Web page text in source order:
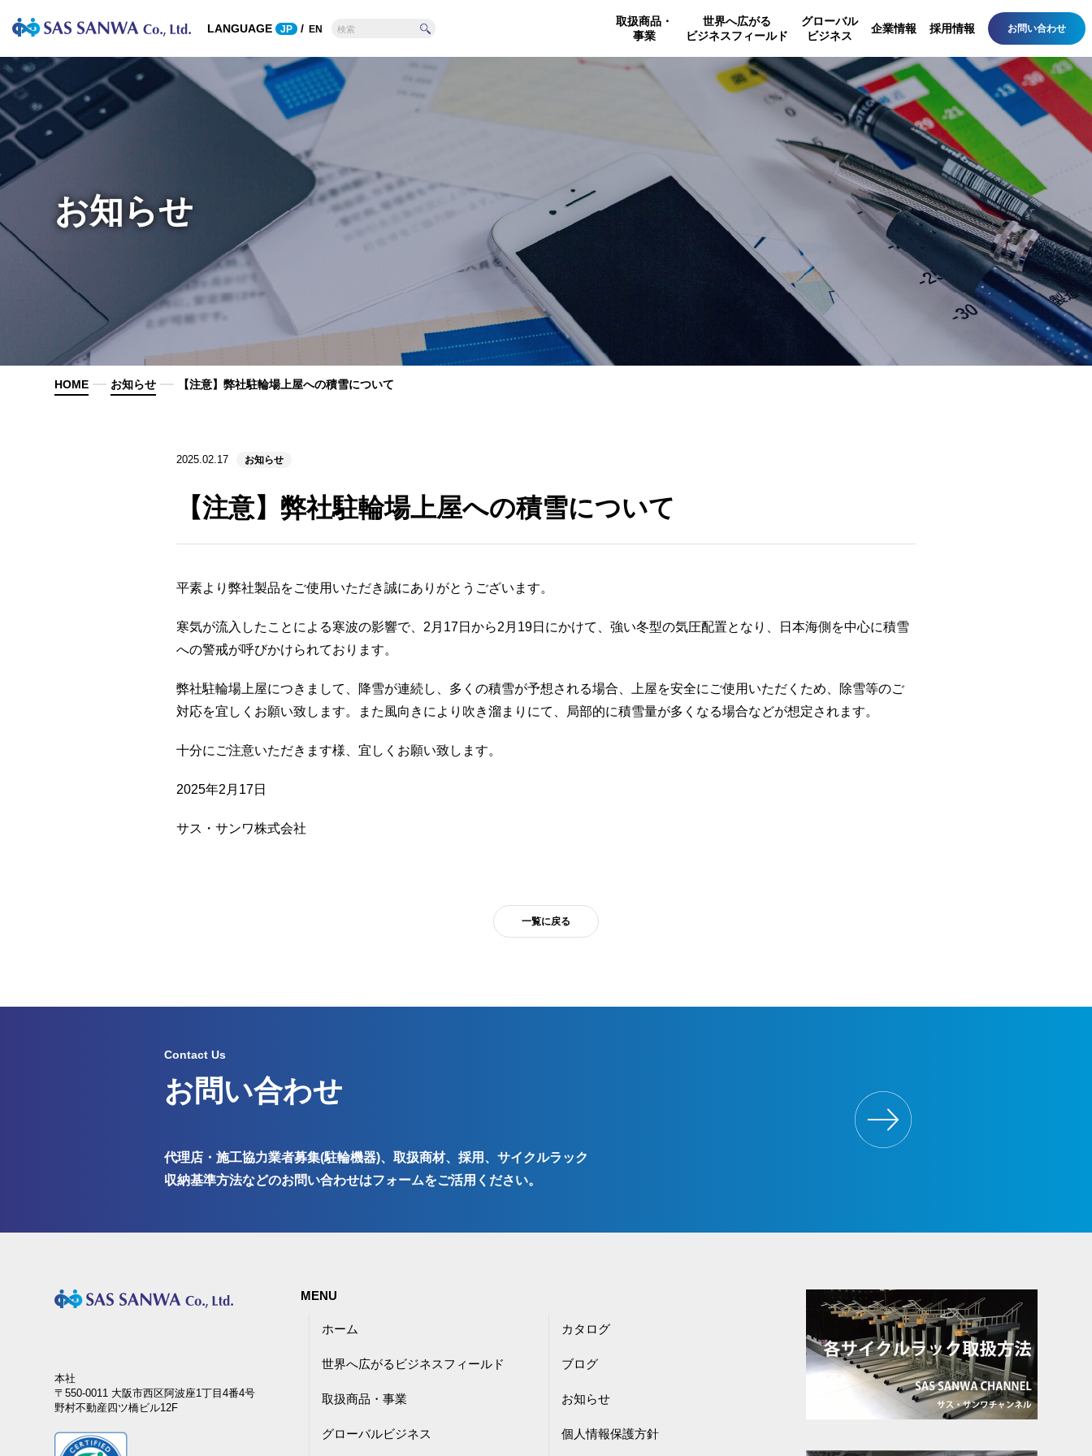
LANGUAGE JP / EN
取扱商品・
事業
鉄鋼・断熱材・カ
鋳鍛造
鉄鋼製品
合金鉄 (フェロアロイ)
溶接機材
高圧ガス
溶接補助材
溶接・溶断機器
その他
品）
ベーカリー＆食品ソリ
ューション
駐輪設備
サイクルルーフ
設備・その他
設備
バイオトイレ
安全器（信和エンジニ
アリング）
各種認定試験装置（信
和エンジニアリング）
世界へ広がる
ビジネスフィールド
グローバル
ビジネス
企業情報
企業理念 事業所・営業所一覧
採用情報 お問い合わせ
お知らせ
HOME お知らせ 【注意】弊社駐輪場上屋への積雪について
2025.02.17 お知らせ
【注意】弊社駐輪場上屋への積雪について
平素より弊社製品をご使用いただき誠にありがとうございます。
寒気が流入したことによる寒波の影響で、2月17日から2月19日にかけて、強い冬型の気圧配置となり、日本海側を中心に積雪
への警戒が呼びかけられております。
弊社駐輪場上屋につきまして、降雪が連続し、多くの積雪が予想される場合、上屋を安全にご使用いただくため、除雪等のご
対応を宜しくお願い致します。また風向きにより吹き溜まりにて、局部的に積雪量が多くなる場合などが想定されます。
十分にご注意いただきます様、宜しくお願い致します。
2025年2月17日
サス・サンワ株式会社
一覧に戻る
Contact Us
お問い合わせ
代理店・施工協力業者募集(駐輪機器)、取扱商材、採用、サイクルラック
収納基準方法などのお問い合わせはフォームをご活用ください。
本社
〒550-0011 大阪市西区阿波座1丁目4番4号
野村不動産四ツ橋ビル12F
MENU
ホーム
世界へ広がるビジネスフィールド
取扱商品・事業
グローバルビジネス
カタログ
ブログ
お知らせ
個人情報保護方針